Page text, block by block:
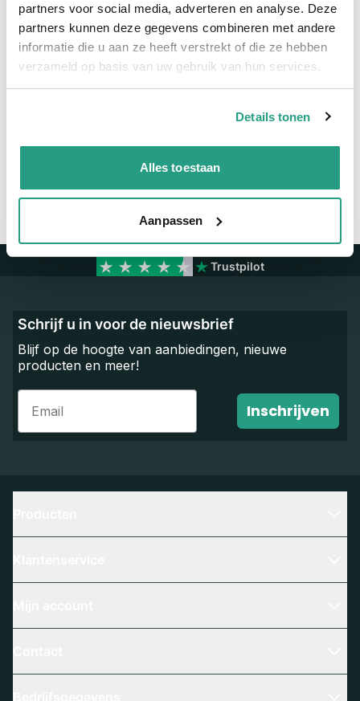
partners voor social media, adverteren en analyse. Deze
partners kunnen deze gegevens combineren met andere
informatie die u aan ze heeft verstrekt of die ze hebben
verzameld op basis van uw gebruik van hun services.
Details tonen
Alles toestaan
Aanpassen
Maatvoering koppeling 3/4"
Materiaal Messing vernikkeld
Neem contact met ons op
Trustpilot
Schrijf u in voor de nieuwsbrief
Blijf op de hoogte van aanbiedingen, nieuwe
producten en meer!
Email
Inschrijven